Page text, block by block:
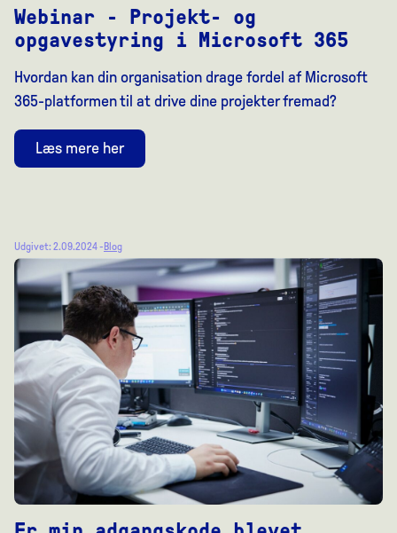
Webinar - Projekt- og
opgavestyring i Microsoft 365
Hvordan kan din organisation drage fordel af Microsoft
365-platformen til at drive dine projekter fremad?
Læs mere her
Udgivet: 2.09.2024 - Blog